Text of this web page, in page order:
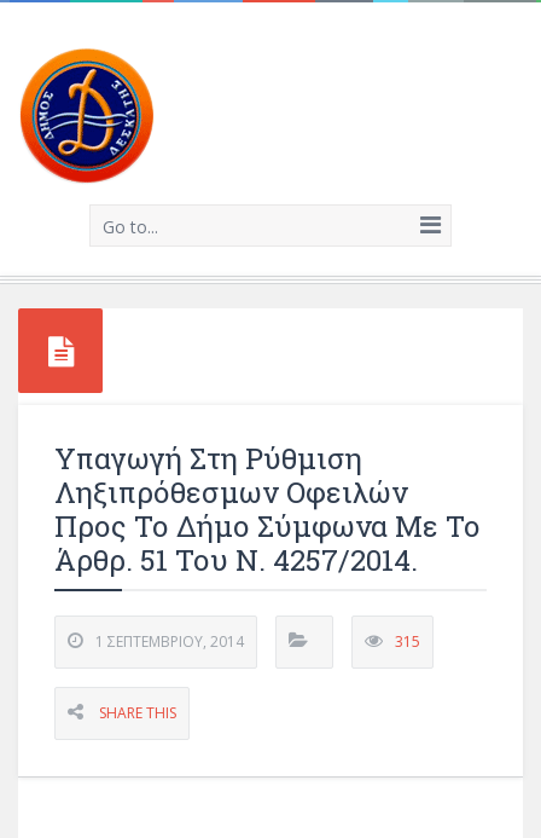
Go to...
Υπαγωγή Στη Ρύθμιση
Ληξιπρόθεσμων Οφειλών
Προς Το Δήμο Σύμφωνα Με Το
Άρθρ. 51 Του Ν. 4257/2014.
1 ΣΕΠΤΕΜΒΡΊΟΥ, 2014 315
SHARE THIS